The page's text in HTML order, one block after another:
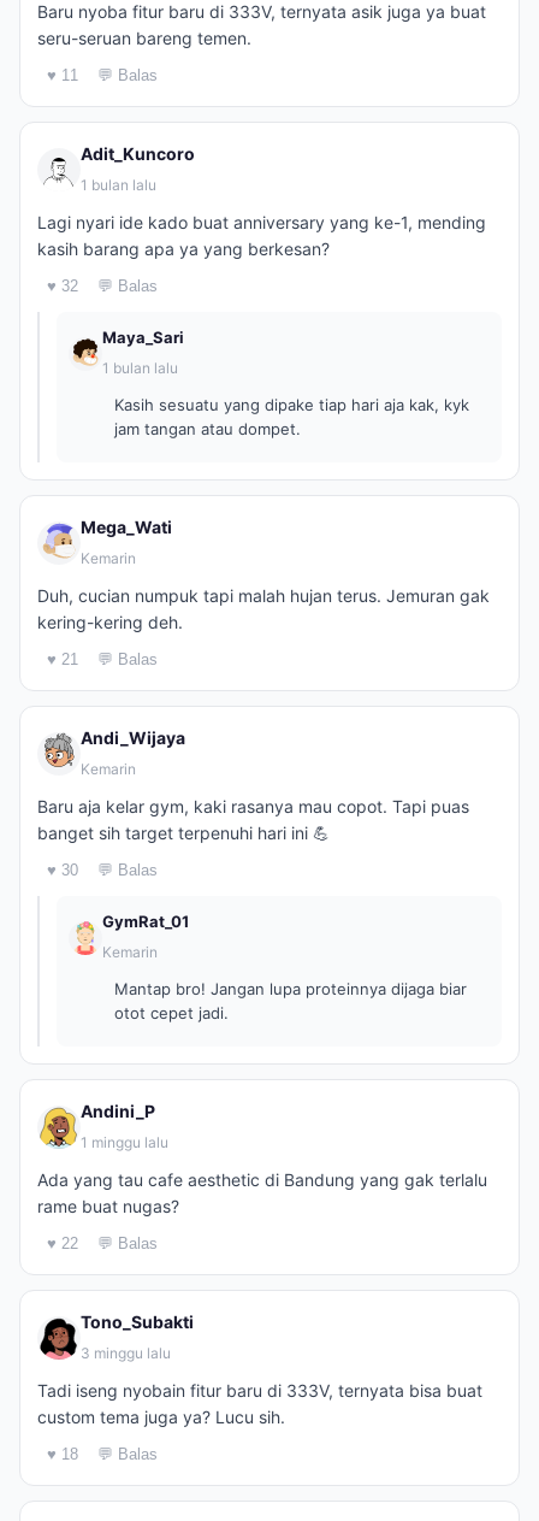
Baru nyoba fitur baru di 333V, ternyata asik juga ya buat
seru-seruan bareng temen.
♥ 11 💬 Balas
Adit_Kuncoro
1 bulan lalu
Lagi nyari ide kado buat anniversary yang ke-1, mending
kasih barang apa ya yang berkesan?
♥ 32 💬 Balas
Maya_Sari
1 bulan lalu
Kasih sesuatu yang dipake tiap hari aja kak, kyk
jam tangan atau dompet.
Mega_Wati
Kemarin
Duh, cucian numpuk tapi malah hujan terus. Jemuran gak
kering-kering deh.
♥ 21 💬 Balas
Andi_Wijaya
Kemarin
Baru aja kelar gym, kaki rasanya mau copot. Tapi puas
banget sih target terpenuhi hari ini 💪
♥ 30 💬 Balas
GymRat_01
Kemarin
Mantap bro! Jangan lupa proteinnya dijaga biar
otot cepet jadi.
Andini_P
1 minggu lalu
Ada yang tau cafe aesthetic di Bandung yang gak terlalu
rame buat nugas?
♥ 22 💬 Balas
Tono_Subakti
3 minggu lalu
Tadi iseng nyobain fitur baru di 333V, ternyata bisa buat
custom tema juga ya? Lucu sih.
♥ 18 💬 Balas